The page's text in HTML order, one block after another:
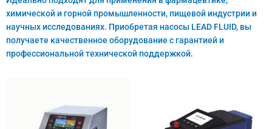
химической и горной промышленности, пищевой индустрии и
научных исследованиях. Приобретая насосы LEAD FLUID, вы
получаете качественное оборудование с гарантией и
профессиональной технической поддержкой.